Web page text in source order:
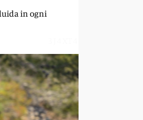
in ogni